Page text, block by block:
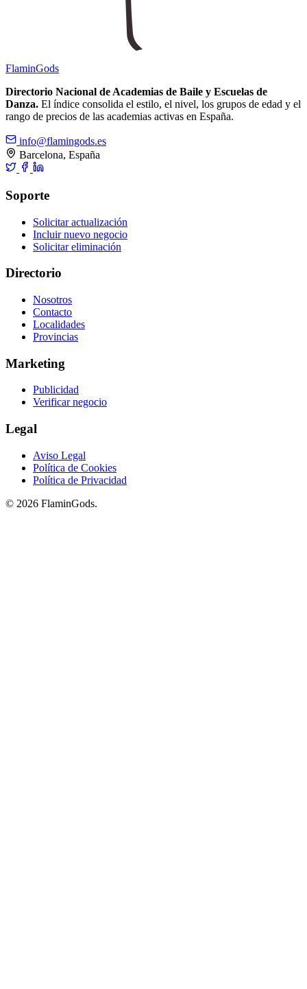
FlaminGods
Directorio Nacional de Academias de Baile y Escuelas de
Danza. El índice consolida el estilo, el nivel, los grupos de edad y el
rango de precios de las academias activas en España.
info@flamingods.es
Barcelona, España
Soporte
Solicitar actualización
Incluir nuevo negocio
Solicitar eliminación
Directorio
Nosotros
Contacto
Localidades
Provincias
Marketing
Publicidad
Verificar negocio
Legal
Aviso Legal
Política de Cookies
Política de Privacidad
© 2026 FlaminGods.